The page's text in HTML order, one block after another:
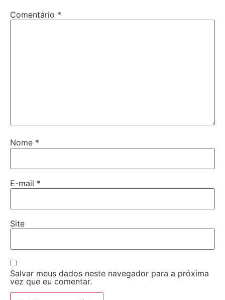
Comentário *
Nome *
E-mail *
Site
Salvar meus dados neste navegador para a próxima
vez que eu comentar.